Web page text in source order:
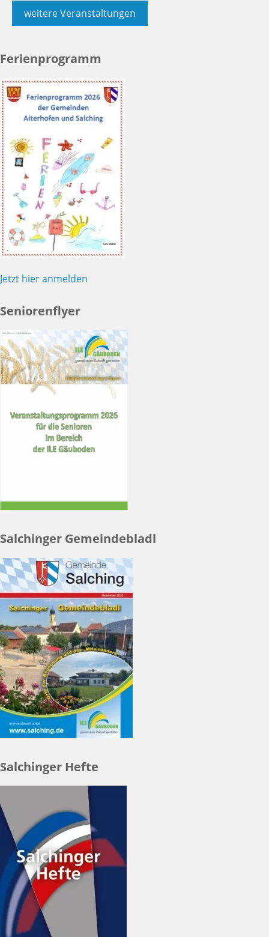
weitere Veranstaltungen
Ferienprogramm
Jetzt hier anmelden
Seniorenflyer
Salchinger Gemeindebladl
Salchinger Hefte